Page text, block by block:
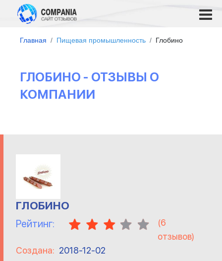
Главная Пищевая промышленность Глобино
ГЛОБИНО - ОТЗЫВЫ О
КОМПАНИИ
ГЛОБИНО
Рейтинг: (6
отзывов)
Создана: 2018-12-02